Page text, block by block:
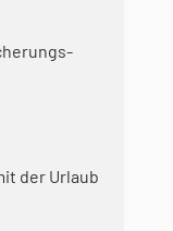
der Urlaub